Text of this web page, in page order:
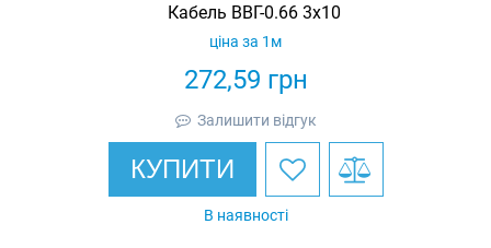
Кабель ВВГ-0.66 3х10
272,59 грн
ціна за 1м
Залишити відгук
КУПИТИ
В наявності